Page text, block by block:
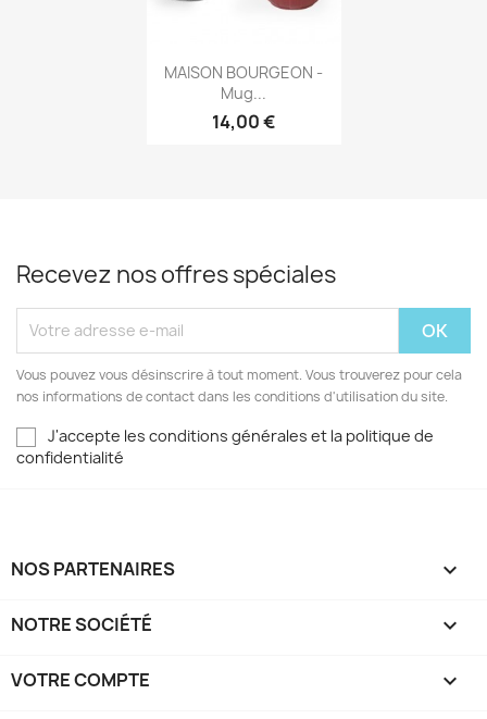
Aperçu rapide
MAISON BOURGEON -
Mug...
14,00 €
Recevez nos offres spéciales
Vous pouvez vous désinscrire à tout moment. Vous trouverez pour cela
nos informations de contact dans les conditions d'utilisation du site.
J'accepte les conditions générales et la politique de
confidentialité
NOS PARTENAIRES 
NOTRE SOCIÉTÉ 
VOTRE COMPTE 